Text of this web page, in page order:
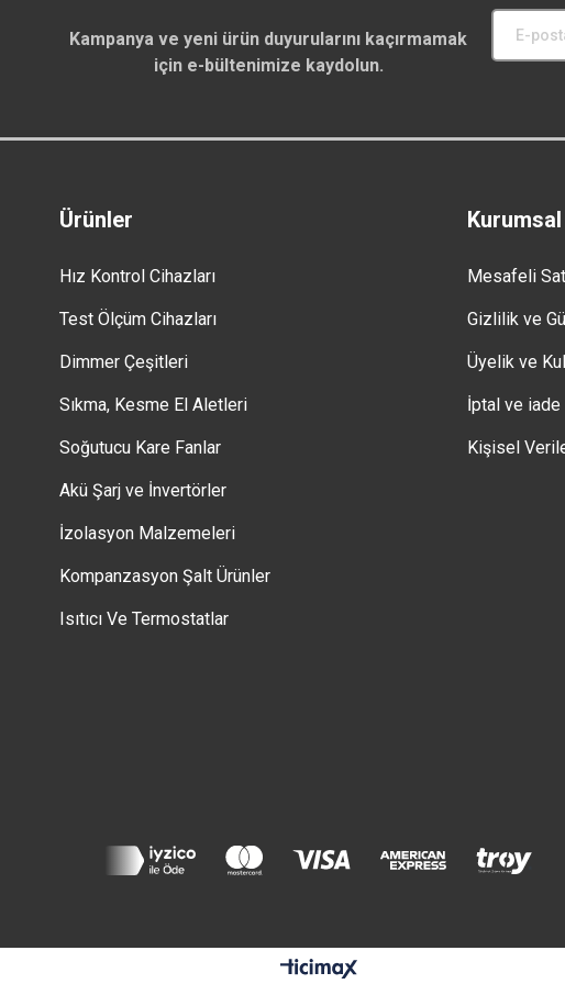
Kampanya ve yeni ürün duyurularını kaçırmamak
için e-bültenimize kaydolun.
Ürünler
Hız Kontrol Cihazları
Test Ölçüm Cihazları
Dimmer Çeşitleri
Sıkma, Kesme El Aletleri
Soğutucu Kare Fanlar
Akü Şarj ve İnvertörler
İzolasyon Malzemeleri
Kompanzasyon Şalt Ürünler
Isıtıcı Ve Termostatlar
Kurumsal
Mesafeli
Gizlilik ve
Üyelik ve
İptal ve iade
Kişisel